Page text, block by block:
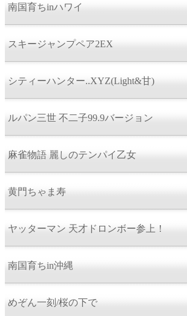
南国育ちinハワイ
スキージャンプペア2EX
シティーハンター..XYZ(Light&甘)
ルパン三世 不二子99.9バージョン
麻雀物語 麗しのテンパイ乙女
黄門ちゃま寿
ヤッターマン 天才ドロンボー参上！
南国育ちin沖縄
めぞん一刻/桜の下で